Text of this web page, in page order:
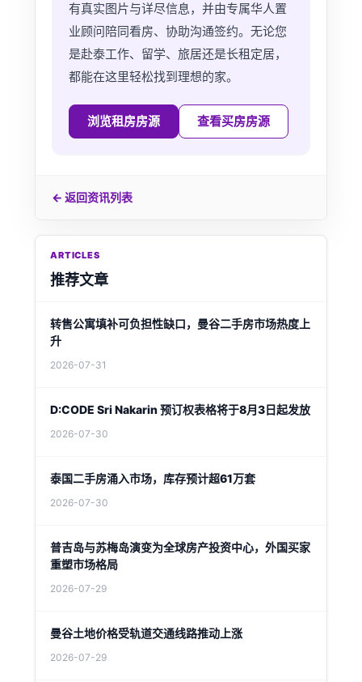
有真实图片与详尽信息，并由专属华人置
业顾问陪同看房、协助沟通签约。无论您
是赴泰工作、留学、旅居还是长租定居，
都能在这里轻松找到理想的家。
浏览租房房源 查看买房房源
← 返回资讯列表
ARTICLES
推荐文章
转售公寓填补可负担性缺口，曼谷二手房市场热度上
升
2026-07-31
D:CODE Sri Nakarin 预订权表格将于8月3日起发放
2026-07-30
泰国二手房涌入市场，库存预计超61万套
2026-07-30
普吉岛与苏梅岛演变为全球房产投资中心，外国买家
重塑市场格局
2026-07-29
曼谷土地价格受轨道交通线路推动上涨
2026-07-29